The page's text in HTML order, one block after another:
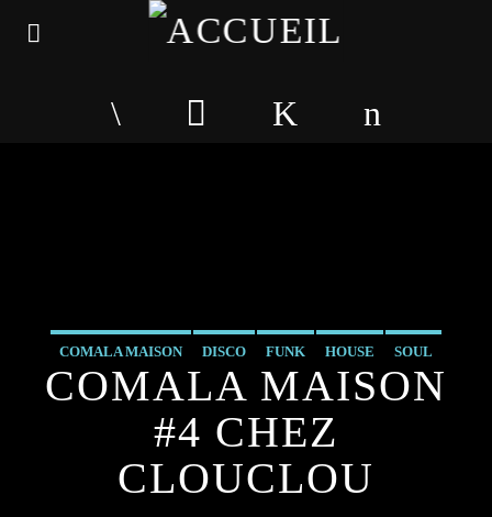
COMALA MAISON DISCO FUNK HOUSE SOUL
COMALA MAISON
#4 CHEZ
CLOUCLOU